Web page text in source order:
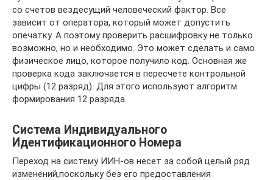
со счетов вездесущий человеческий фактор. Все
зависит от оператора, который может допустить
опечатку. А поэтому проверить расшифровку не только
возможно, но и необходимо. Это может сделать и само
физическое лицо, которое получило код. Основная же
проверка кода заключается в пересчете контрольной
цифры (12 разряд). Для этого используют алгоритм
формирования 12 разряда.
Система Индивидуального
Идентификационного Номера
Переход на систему ИИН-ов несет за собой целый ряд
изменений,поскольку без его предоставления